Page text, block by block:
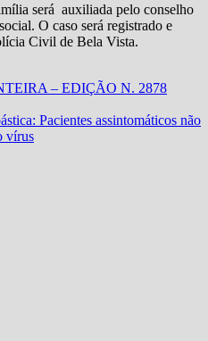
será auxiliada pelo conselho
O caso será registrado e
Civil de Bela Vista.
– EDIÇÃO N. 2878
Pacientes assintomáticos não
vírus